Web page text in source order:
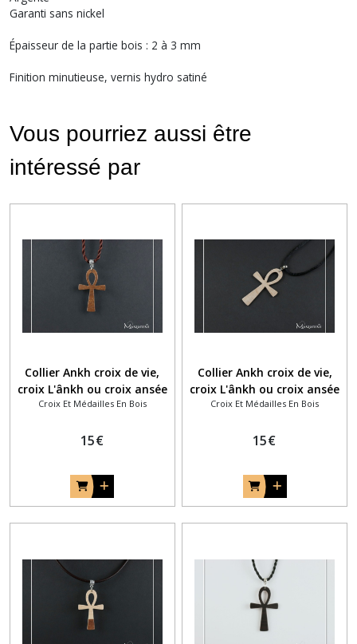
Garanti sans nickel
Épaisseur de la partie bois : 2 à 3 mm
Finition minutieuse, vernis hydro satiné
Vous pourriez aussi être
intéressé par
Collier Ankh croix de vie,
croix L'ânkh ou croix ansée
en bois d'acajou
Croix Et Médailles En Bois
15€
Collier Ankh croix de vie,
croix L'ânkh ou croix ansée
en bois clair (érable quilt)
Croix Et Médailles En Bois
15€